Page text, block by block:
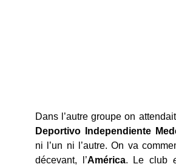
Dans l’autre groupe on attendait
Deportivo Independiente
ni l’un ni l’autre. On va
décevant, l’América. Le club